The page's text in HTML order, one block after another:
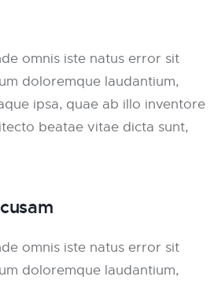
omnis iste natus error sit
doloremque laudantium,
ipsa, quae ab illo inventore
beatae vitae dicta sunt,
omnis iste natus error sit
doloremque laudantium,